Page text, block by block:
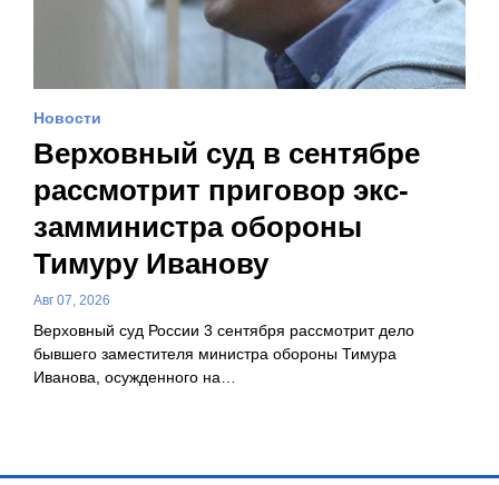
Новости
Верховный суд в сентябре
рассмотрит приговор экс-
замминистра обороны
Тимуру Иванову
Авг 07, 2026
Верховный суд России 3 сентября рассмотрит дело
бывшего заместителя министра обороны Тимура
Иванова, осужденного на…